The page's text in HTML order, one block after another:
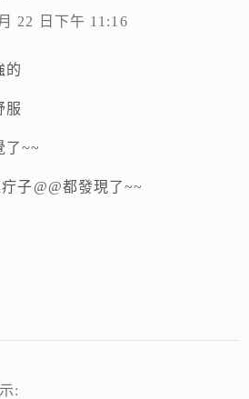
22 日下午 11:16
的
服
了~~
子@@都發現了~~
: